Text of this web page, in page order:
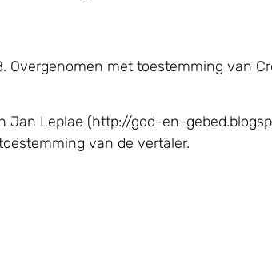
Overgenomen met toestemming van
Leplae (http://god-en-
van de vertaler.